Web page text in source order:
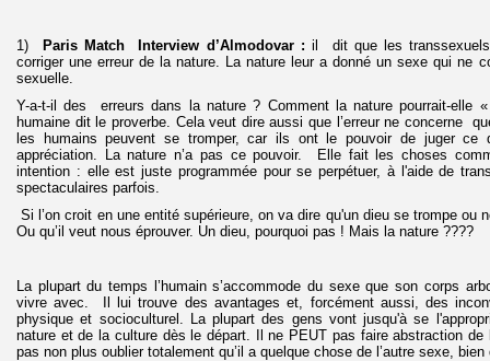
1) Paris Match Interview d’Almodovar : il dit que les
corriger une erreur de la nature. La nature leur a donné un sexe qui ne
sexuelle.
Y-a-t-il des erreurs dans la nature ? Comment la nature pourrait-
humaine dit le proverbe. Cela veut dire aussi que l’erreur ne concerne
les humains peuvent se tromper, car ils ont le pouvoir de juger ce
appréciation. La nature n’a pas ce pouvoir. Elle fait les choses
intention : elle est juste programmée pour se perpétuer, à l'aide de
spectaculaires parfois.
Si l’on croit en une entité supérieure, on va dire qu'un dieu se trompe ou
Ou qu’il veut nous éprouver. Un dieu, pourquoi pas ! Mais la nature ????
La plupart du temps l’humain s’accommode du sexe que son corps
vivre avec. Il lui trouve des avantages et, forcément aussi, des
physique et socioculturel. La plupart des gens vont jusqu'à se
nature et de la culture dès le départ. Il ne PEUT pas faire abstraction de
pas non plus oublier totalement qu’il a quelque chose de l’autre sexe,